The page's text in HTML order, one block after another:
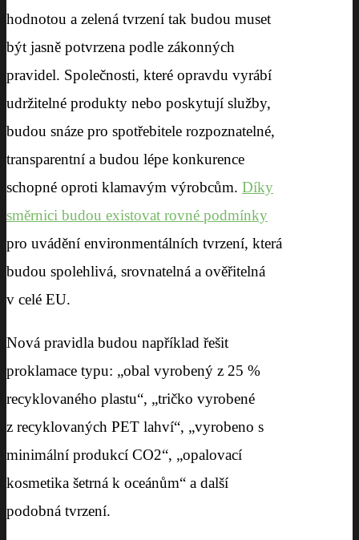
hodnotou a zelená tvrzení tak budou muset
být jasně potvrzena podle zákonných
pravidel. Společnosti, které opravdu vyrábí
udržitelné produkty nebo poskytují služby,
budou snáze pro spotřebitele rozpoznatelné,
transparentní a budou lépe konkurence
schopné oproti klamavým výrobcům. Díky
směrnici budou existovat rovné podmínky
pro uvádění environmentálních tvrzení, která
budou spolehlivá, srovnatelná a ověřitelná
v celé EU.
Nová pravidla budou například řešit
proklamace typu: „obal vyrobený z 25 %
recyklovaného plastu“, „tričko vyrobené
z recyklovaných PET lahví“, „vyrobeno s
minimální produkcí CO2“, „opalovací
kosmetika šetrná k oceánům“ a další
podobná tvrzení.